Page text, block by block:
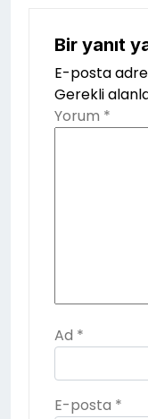
Bir yanıt
E-posta
Gerekli
Yorum *
Ad *
E-posta *